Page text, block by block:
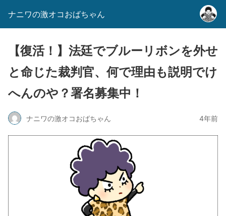
ナニワの激オコおばちゃん
【復活！】法廷でブルーリボンを外せ
と命じた裁判官、何で理由も説明でけ
へんのや？署名募集中！
ナニワの激オコおばちゃん 4年前